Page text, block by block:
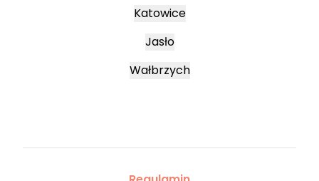
Katowice
Jasło
Wałbrzych